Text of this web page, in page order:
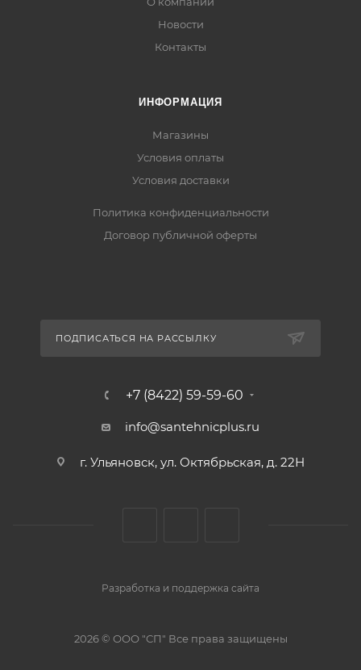
Новости
Контакты
ИНФОРМАЦИЯ
Магазины
Условия оплаты
Условия доставки
Политика конфиденциальности
Договор публичной оферты
ПОДПИСАТЬСЯ НА РАССЫЛКУ
+7 (8422) 59-59-60
info@santehnicplus.ru
г. Ульяновск, ул. Октябрьская, д. 22Н
Разработка и поддержка сайта
2026 © ООО "СП" Все права защищены